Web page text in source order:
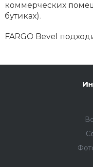
коммерческих
бутиках).
FARGO Bevel
Повышенная
Кварц-виниловое
вперёд. Кварцевый
не требует
легко убираются с
Используйте Fargo